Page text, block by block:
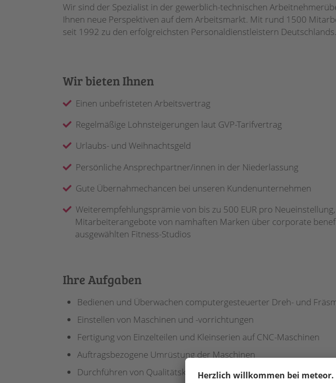
Wir sind der Spezialist in der gewerblich-technischen
Ihnen neue Perspektiven auf dem Arbeitsmarkt. Mit rund 1500
seit 1992 zu den erfolgreichsten Personaldienstleistern Deutschlands.
Ihre Aufgaben
Bedienen und Überwachen computergesteuerter Dreh- und
Einstellen von Maschinen und -vorrichtungen
Fertigung von Einzelteilen und Kleinserien auf CNC-Maschinen
Auftragsbezogene Umrüstung der Maschinen
Durchführen von Qualitätskontrollen, sowie Messungen
Wir bieten Ihnen
Einen unbefristeten Arbeitsvertrag
Regelmäßige Lohnsteigerungen laut GVP-Tarifvertrag
Urlaubs- und Weihnachtsgeld
Persönliche Ansprechpartner/innen in der Niederlassung
Gute Übernahmechancen bei unseren Kundenunternehmen
Weiterempfehlungsprämie von bis zu 500 EUR pro
Mitarbeiterangebote von namhaften Marken über corporate
ausgewählten Fitness-Studios